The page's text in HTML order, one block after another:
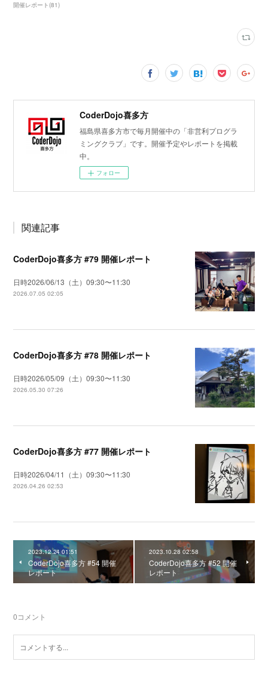
開催レポート(81)
CoderDojo喜多方
福島県喜多方市で毎月開催中の「非営利プログラ
ミングクラブ」です。開催予定やレポートを掲載
中。
フォロー
関連記事
CoderDojo喜多方 #79 開催レポート
日時2026/06/13（土）09:30〜11:30
2026.07.05 02:05
CoderDojo喜多方 #78 開催レポート
日時2026/05/09（土）09:30〜11:30
2026.05.30 07:26
CoderDojo喜多方 #77 開催レポート
日時2026/04/11（土）09:30〜11:30
2026.04.26 02:53
2023.12.24 01:51
CoderDojo喜多方 #54 開催
レポート
2023.10.28 02:58
CoderDojo喜多方 #52 開催
レポート
0コメント